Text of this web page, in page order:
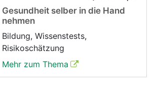
Gesundheit selber in die Hand
nehmen
Bildung, Wissenstests,
Risikoschätzung
Mehr zum Thema